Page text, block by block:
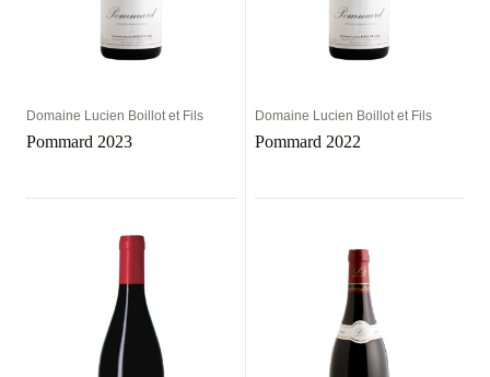
Domaine Lucien Boillot et Fils
Pommard 2023
Domaine Lucien Boillot et Fils
Pommard 2022